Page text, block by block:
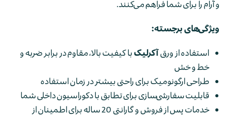
و آرام را برای شما فراهم می‌کنند.
ویژگی‌های برجسته:
استفاده از ورقآکرلیک با کیفیت بالا، مقاوم در برابر ضربه و
خط و خش
طراحی ارگونومیک برای راحتی بیشتر در زمان استفاده
قابلیت سفارشی‌سازی برای تطابق با دکوراسیون داخلی شما
خدمات پس از فروش و گارانتی 20 ساله برای اطمینان از